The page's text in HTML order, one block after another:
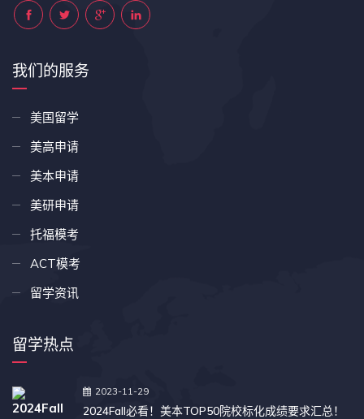
我们的服务
美国留学
美高申请
美本申请
美研申请
托福模考
ACT模考
留学资讯
留学热点
2023-11-29
2024Fall必看！美本TOP50院校标化成绩要求汇总！